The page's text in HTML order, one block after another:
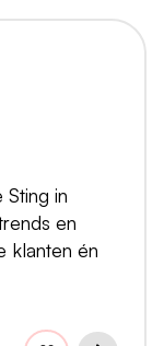
in
en
klanten én